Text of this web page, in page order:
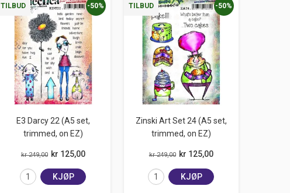
TILBUD
E3 Darcy 22 (A5 set,
trimmed, on EZ)
-50%
kr 249,00 kr 125,00
KJØP
TILBUD
Zinski Art Set 24 (A5 set,
trimmed, on EZ)
-50%
kr 249,00 kr 125,00
KJØP